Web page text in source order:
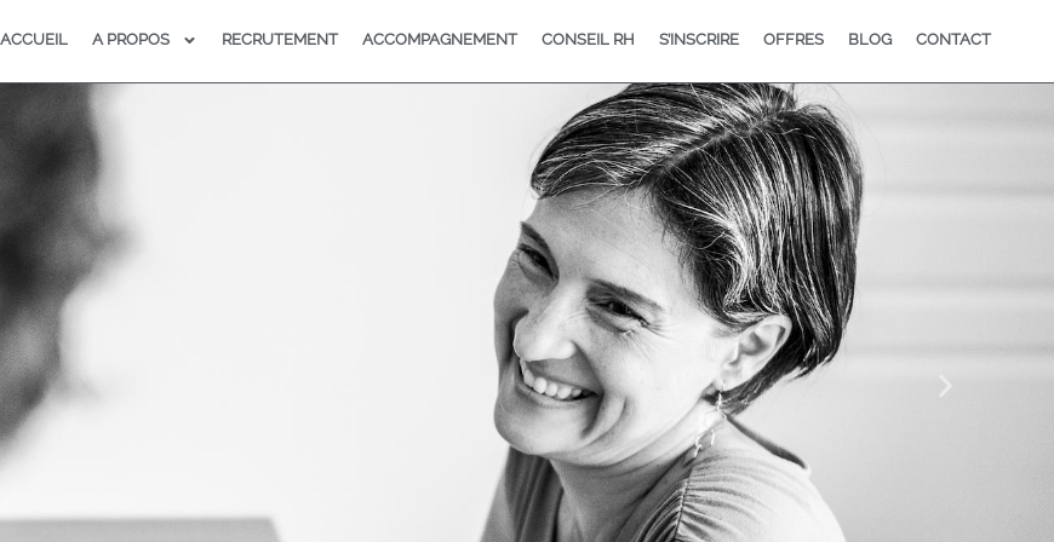
ACCUEIL A PROPOS RECRUTEMENT ACCOMPAGNEMENT CONSEIL RH S’INSCRIRE OFFRES BLOG CONTACT